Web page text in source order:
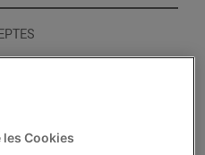
Cookies